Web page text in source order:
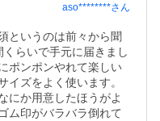
aso********さん
というのは前々から聞
らいで手元に届きまし
ポンポンやれて楽しい
イズをよく使います。
にか用意したほうがよ
ム印がバラバラ倒れて